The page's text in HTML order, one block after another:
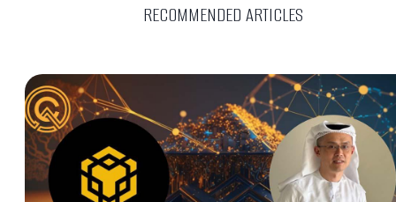
RECOMMENDED ARTICLES